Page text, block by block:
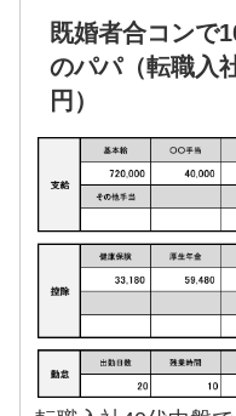
既婚者合コンで
のパパ（転職入
円）